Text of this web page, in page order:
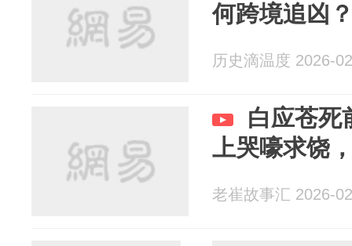
何跨境追凶
历史滴温度 2026-
白应苍死
上哭嚎求饶
老崔故事汇 2026-